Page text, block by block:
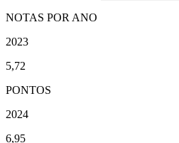
NOTAS POR ANO
2023
5,72
PONTOS
2024
6,95